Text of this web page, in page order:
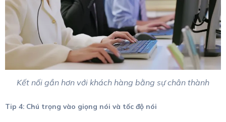
Kết nối gần hơn với khách hàng bằng sự chân thành
Tip 4: Chú trọng vào giọng nói và tốc độ nói